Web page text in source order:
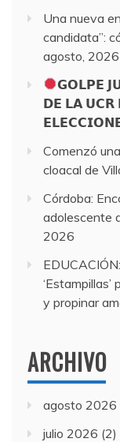
Una nueva
candidata”:
agosto, 2026
𝗚𝗢𝗟𝗣𝗘
𝗗𝗘 𝗟𝗔 𝗨𝗖𝗥
Comenzó
cloacal de
Córdoba:
adolescente
2026
y propinar
ARCHIVO
agosto 2026
julio 2026 (2)